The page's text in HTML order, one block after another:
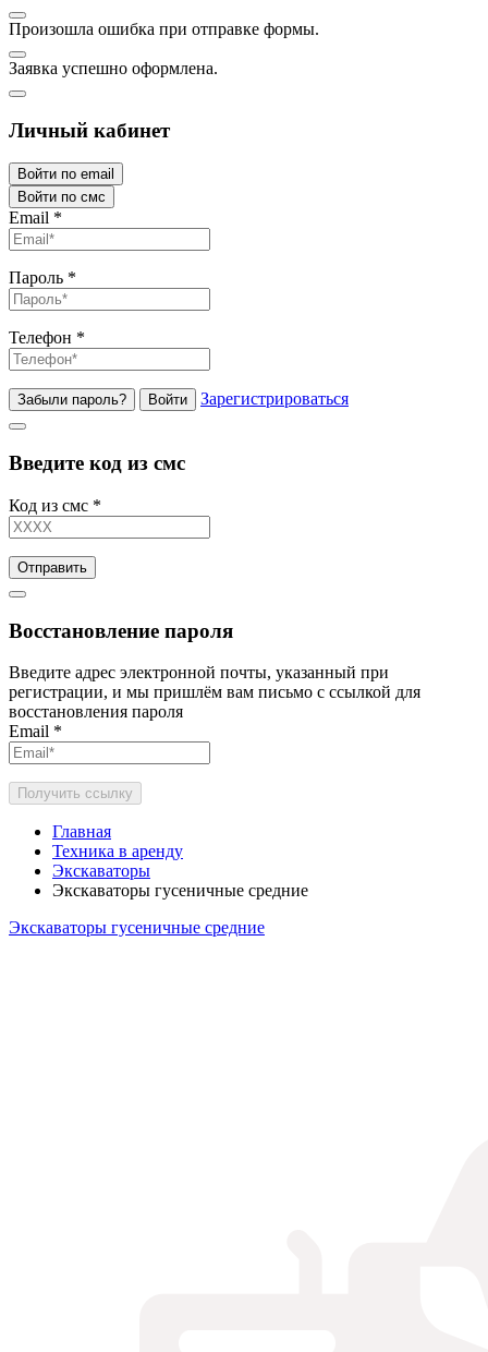
Произошла ошибка при отправке формы.
Заявка успешно оформлена.
Личный кабинет
Войти по email
Войти по смс
Email *
Пароль *
Телефон *
Забыли пароль? Войти Зарегистрироваться
Введите код из смс
Код из смс *
Отправить
Восстановление пароля
Введите адрес электронной почты, указанный при
регистрации, и мы пришлём вам письмо с ссылкой для
восстановления пароля
Email *
Получить ссылку
Главная
Техника в аренду
Экскаваторы
Экскаваторы гусеничные средние
Экскаваторы гусеничные средние